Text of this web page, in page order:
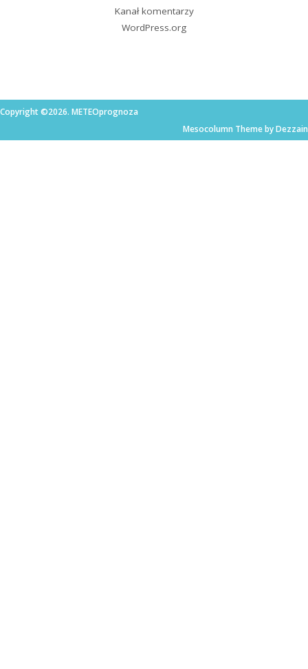
Kanał komentarzy
WordPress.org
Copyright ©2026. METEOprognoza
Mesocolumn Theme by Dezzain